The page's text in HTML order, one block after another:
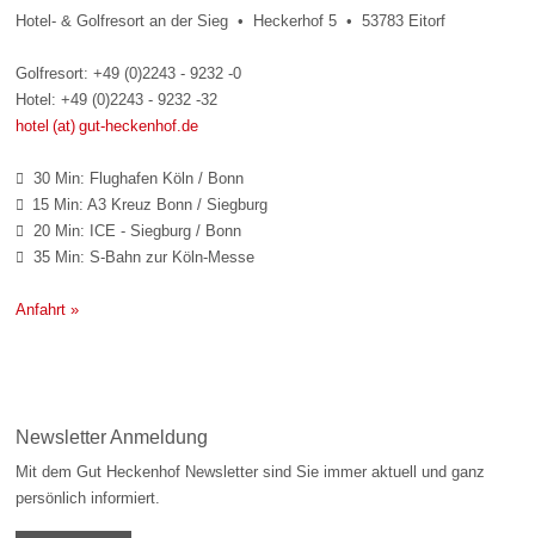
Hotel- & Golfresort an der Sieg • Heckerhof 5 • 53783 Eitorf
Golfresort: +49 (0)2243 - 9232 -0
Hotel: +49 (0)2243 - 9232 -32
hotel (at) gut-heckenhof.de
 30 Min: Flughafen Köln / Bonn
 15 Min: A3 Kreuz Bonn / Siegburg
 20 Min: ICE - Siegburg / Bonn
 35 Min: S-Bahn zur Köln-Messe
Anfahrt »
Newsletter Anmeldung
Mit dem Gut Heckenhof Newsletter sind Sie immer aktuell und ganz
persönlich informiert.